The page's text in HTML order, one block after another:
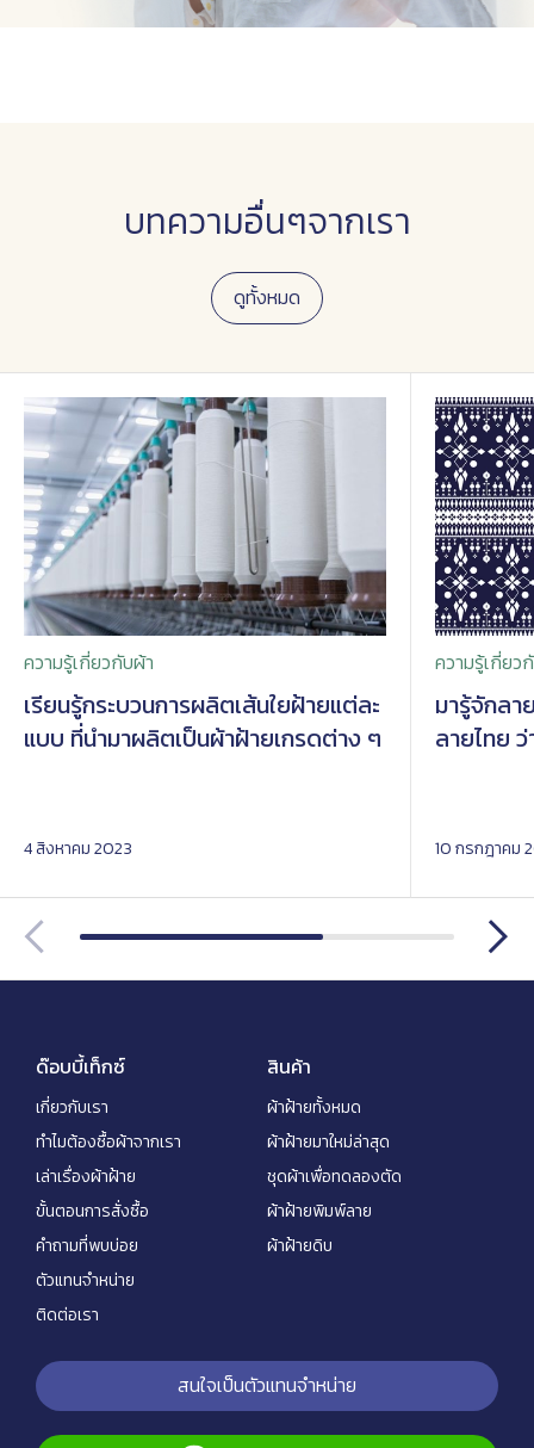
บทความอื่นๆจากเรา
ดูทั้งหมด
ความรู้เกี่ยวกับผ้า
เรียนรู้กระบวนการผลิตเส้นใยฝ้ายแต่ละ
แบบ ที่นำมาผลิตเป็นผ้าฝ้ายเกรดต่าง ๆ
4 สิงหาคม 2023
ความรู้เกี่ยว
มารู้จักล
ลายไทย
10 กรกฎาคม
ด๊อบบี้เท็กซ์
เกี่ยวกับเรา
ทำไมต้องซื้อผ้าจากเรา
เล่าเรื่องผ้าฝ้าย
ขั้นตอนการสั่งซื้อ
คำถามที่พบบ่อย
ตัวแทนจำหน่าย
ติดต่อเรา
สินค้า
ผ้าฝ้ายทั้งหมด
ผ้าฝ้ายมาใหม่ล่าสุด
ชุดผ้าเพื่อทดลองตัด
ผ้าฝ้ายพิมพ์ลาย
ผ้าฝ้ายดิบ
สนใจเป็นตัวแทนจำหน่าย